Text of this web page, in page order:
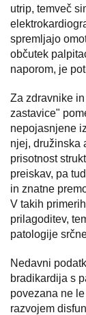
utrip, temveč
spremljajo
občutek
naporom, je
Za zdravnike
zastavice"
nepojasnjene
njej, družinska
prisotnost
preiskav, pa
in znatne
V takih
prilagoditev,
patologije
Nedavni
bradikardija s
povezana ne
razvojem